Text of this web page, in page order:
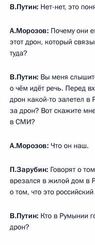
В.Путин: Нет-нет, это
А.Морозов: Почему они
этот дрон, который
туда?
В.Путин: Вы меня
о чём идёт речь. Перед
дрон какой-то залетел
за дрон? Вот скажите
в СМИ?
А.Морозов: Что он наш.
П.Зарубин: Говорят о
врезался в жилой дом в
о том, что это
В.Путин: Кто в Румынии
дрон?